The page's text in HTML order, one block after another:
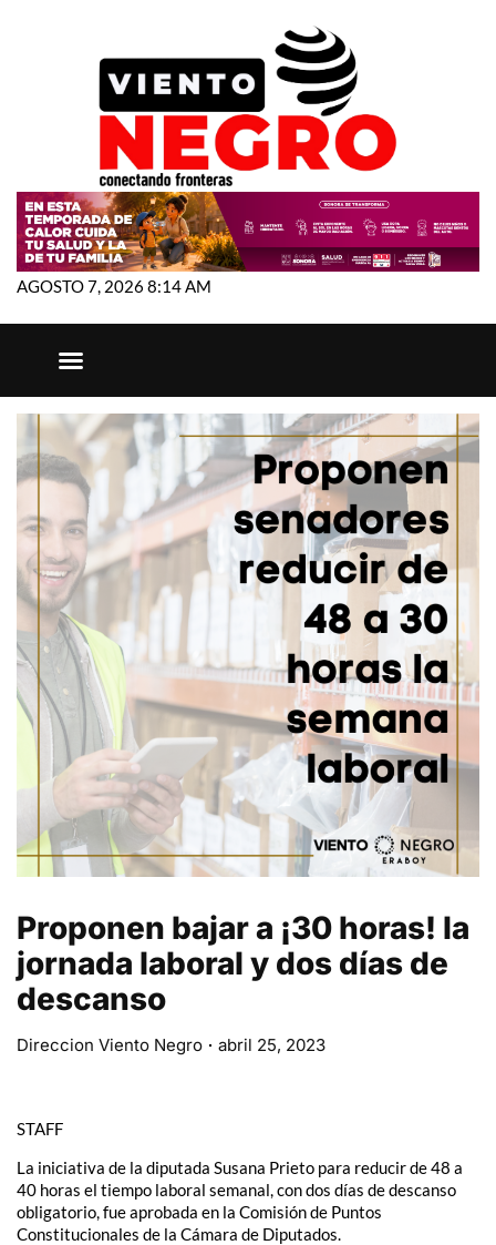
AGOSTO 7, 2026 8:14 AM
Proponen bajar a ¡30 horas! la
jornada laboral y dos días de
descanso
Direccion Viento Negro abril 25, 2023
STAFF
La iniciativa de la diputada Susana Prieto para reducir de 48 a
40 horas el tiempo laboral semanal, con dos días de descanso
obligatorio, fue aprobada en la Comisión de Puntos
Constitucionales de la Cámara de Diputados.